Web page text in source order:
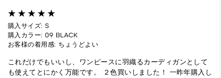
購入サイズ: S
購入カラー: 09 BLACK
お客様の着用感: ちょうどよい
これだけでもいいし、ワンピースに羽織るカーディガンとして
も使えてとにかく万能です。 ２色買いしました！ 一昨年購入し